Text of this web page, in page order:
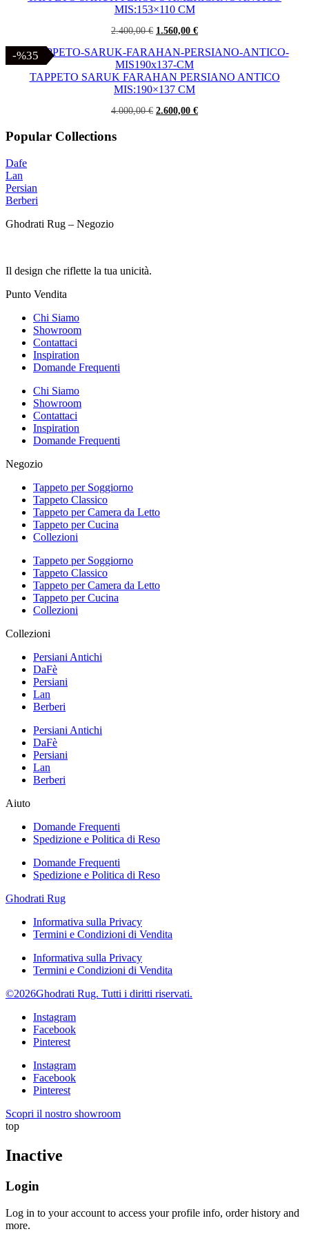
MIS:153×110 CM
2.400,00€ Il
originale
era:
2.400,00 €.
1.560,00 €Il
attuale
1.560,00 €.
-%35
-%35
TAPPETO SARUK FARAHAN PERSIANO ANTICO
MIS:190×137 CM
4.000,00€ Il
2.600,00 €Il
Popular Collections
Dafe
Lan
Persian
Berberi
Ghodrati Rug – Negozio
Il design che riflette la tua unicità.
Punto Vendita
Chi Siamo
Showroom
Contattaci
Inspiration
Domande Frequenti
Chi Siamo
Showroom
Contattaci
Inspiration
Domande Frequenti
Negozio
Tappeto per Soggiorno
Tappeto Classico
Tappeto per Camera da Letto
Tappeto per Cucina
Collezioni
Tappeto per Soggiorno
Tappeto Classico
Tappeto per Camera da Letto
Tappeto per Cucina
Collezioni
Collezioni
Persiani Antichi
DaFè
Persiani
Lan
Berberi
Persiani Antichi
DaFè
Persiani
Lan
Berberi
Aiuto
Domande Frequenti
Spedizione e Politica di Reso
Domande Frequenti
Spedizione e Politica di Reso
Ghodrati Rug
Informativa sulla Privacy
Termini e Condizioni di Vendita
Informativa sulla Privacy
Termini e Condizioni di Vendita
©2026Ghodrati Rug. Tutti i diritti riservati.
Instagram
Facebook
Pinterest
Instagram
Facebook
Pinterest
Scopri il nostro showroom
top
Inactive
Login
Log in to your account to access your profile info, order history and
more.